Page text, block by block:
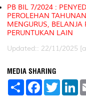
PB BIL 7/2024 :
PEROLEHAN
MENGURUS,
PERUNTUKAN LAIN
Updated:: 22/11/2025
MEDIA SHARING
S
F
a
T
w
L